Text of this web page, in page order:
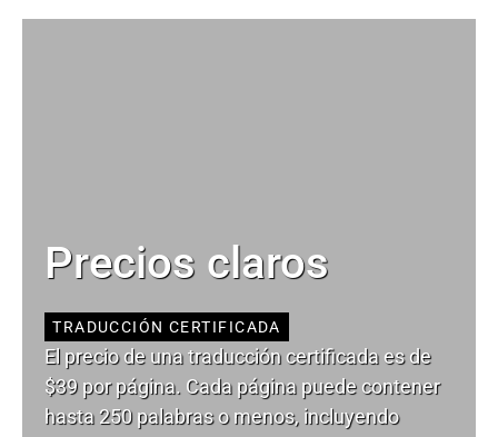
Precios claros
TRADUCCIÓN CERTIFICADA
El precio de una traducción certificada es de
$39 por página. Cada página puede contener
hasta 250 palabras o menos, incluyendo